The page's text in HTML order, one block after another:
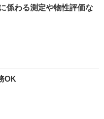
係わる測定や物性評価な
OK